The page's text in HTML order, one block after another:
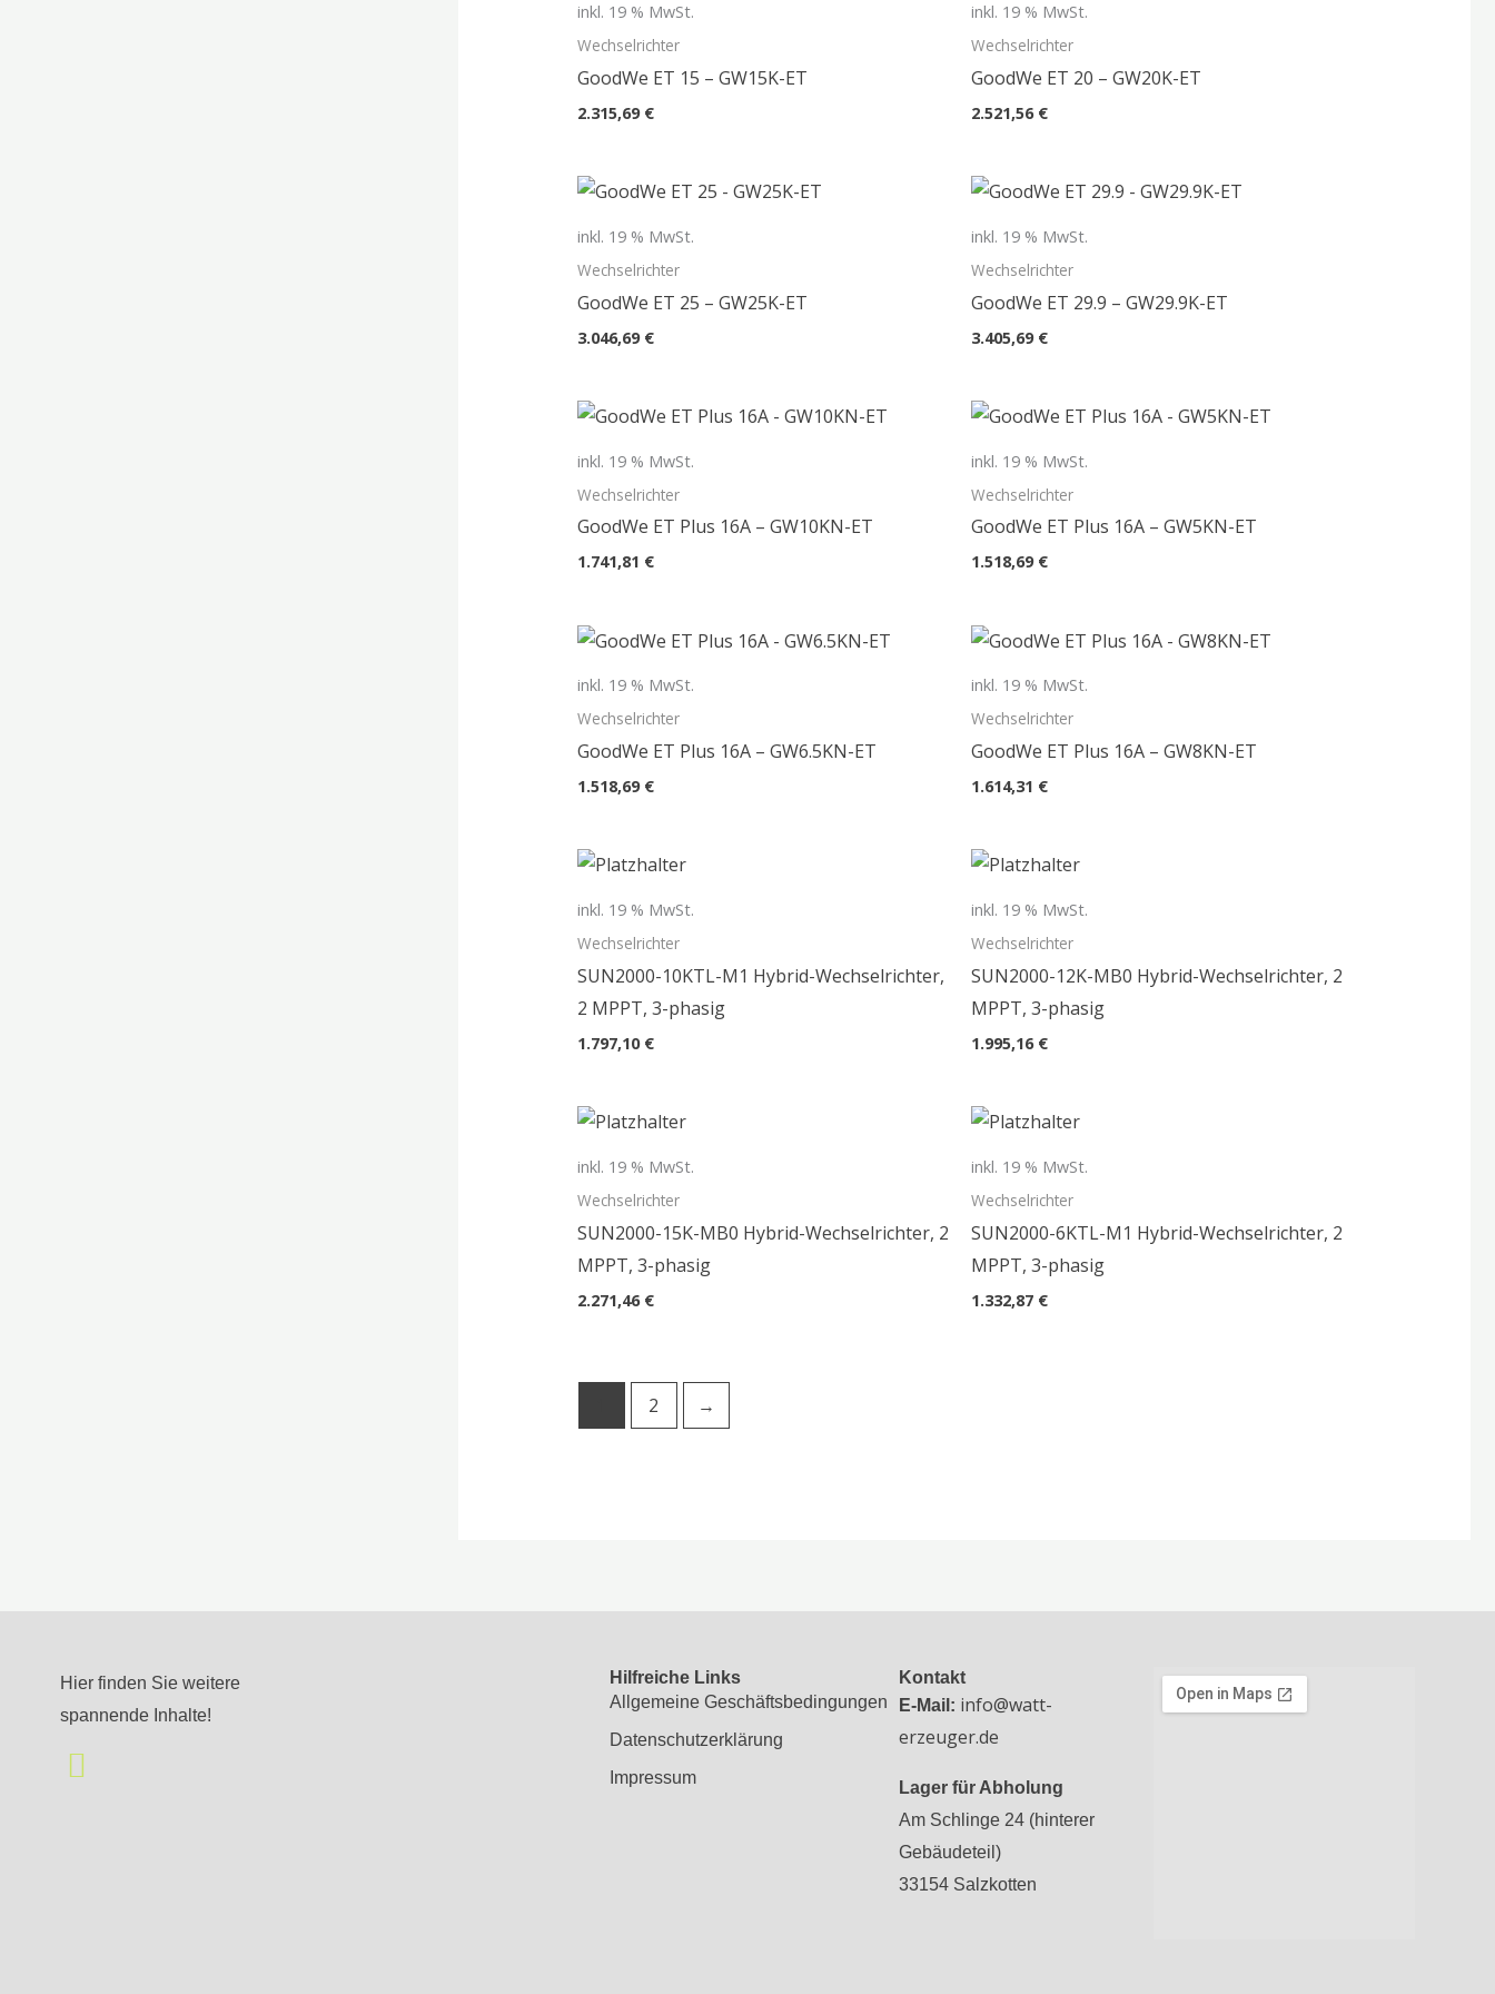
inkl. 19 % MwSt.
Wechselrichter
GoodWe ET 15 – GW15K-ET
2.315,69 €
inkl. 19 % MwSt.
Wechselrichter
GoodWe ET 20 – GW20K-ET
2.521,56 €
inkl. 19 % MwSt.
Wechselrichter
GoodWe ET 25 – GW25K-ET
3.046,69 €
inkl. 19 % MwSt.
Wechselrichter
GoodWe ET 29.9 – GW29.9K-ET
3.405,69 €
inkl. 19 % MwSt.
Wechselrichter
GoodWe ET Plus 16A – GW10KN-ET
1.741,81 €
inkl. 19 % MwSt.
Wechselrichter
GoodWe ET Plus 16A – GW5KN-ET
1.518,69 €
inkl. 19 % MwSt.
Wechselrichter
GoodWe ET Plus 16A – GW6.5KN-ET
1.518,69 €
inkl. 19 % MwSt.
Wechselrichter
GoodWe ET Plus 16A – GW8KN-ET
1.614,31 €
inkl. 19 % MwSt.
Wechselrichter
SUN2000-10KTL-M1 Hybrid-Wechselrichter,
2 MPPT, 3-phasig
1.797,10 €
inkl. 19 % MwSt.
Wechselrichter
SUN2000-12K-MB0 Hybrid-Wechselrichter, 2
MPPT, 3-phasig
1.995,16 €
inkl. 19 % MwSt.
Wechselrichter
SUN2000-15K-MB0 Hybrid-Wechselrichter, 2
MPPT, 3-phasig
2.271,46 €
inkl. 19 % MwSt.
Wechselrichter
SUN2000-6KTL-M1 Hybrid-Wechselrichter, 2
MPPT, 3-phasig
1.332,87 €
2 →
Hier finden Sie weitere
spannende Inhalte!
I
Hilfreiche Links
Allgemeine Geschäftsbedingungen
Datenschutzerklärung
Impressum
Kontakt
E-Mail: info@watt-
erzeuger.de
Lager für Abholung
Am Schlinge 24 (hinterer
Gebäudeteil)
33154 Salzkotten